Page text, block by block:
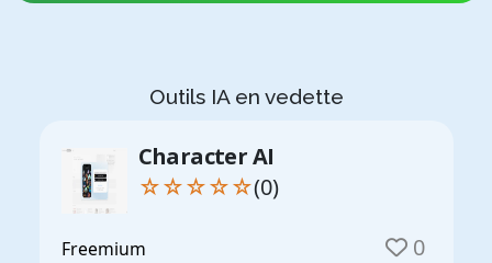
Outils IA en vedette
Character AI
☆☆☆☆☆(0)
Freemium 0